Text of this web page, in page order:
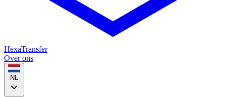
HexaTransfer
Over ons
NL